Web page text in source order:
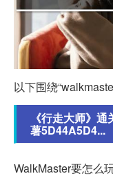
以下围绕
《行走大师》
薯5D44A5D4...
WalkMaster要怎么